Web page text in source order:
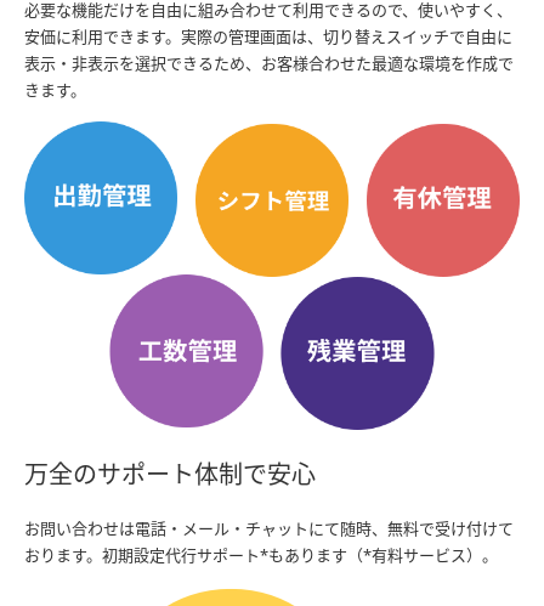
必要な機能だけを自由に組み合わせて利用できるので、使いやすく、
安価に利用できます。実際の管理画面は、切り替えスイッチで自由に
表示・非表示を選択できるため、お客様合わせた最適な環境を作成で
きます。
万全のサポート体制で安心
お問い合わせは電話・メール・チャットにて随時、無料で受け付けて
おります。初期設定代行サポート*もあります（*有料サービス）。